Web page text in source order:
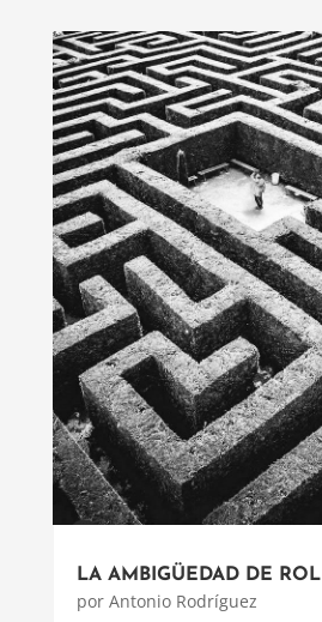
LA AMBIGÜEDAD DE ROL
por Antonio Rodríguez